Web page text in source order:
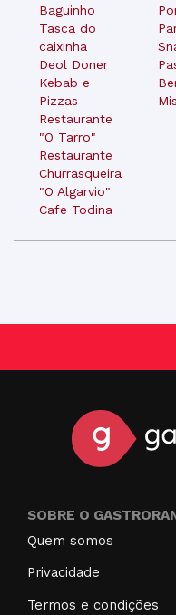
Baguinho
Tasca do
caixinha
Deol Doner
Kebab e
Pizzas
Restaurante
"O Tarro"
Restaurante
Churrasqueira
"O Algarvio"
Cafe Todina
SOBRE O
Quem somos
Privacidade
Termos e condições